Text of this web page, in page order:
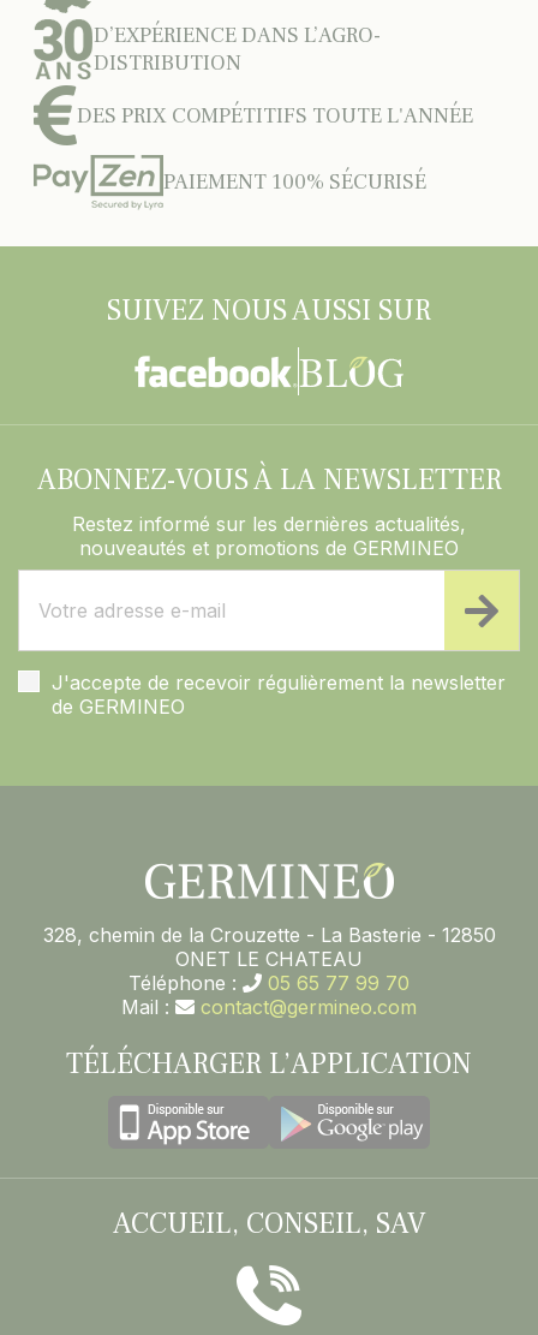
D’EXPÉRIENCE DANS L’AGRO-
DISTRIBUTION
DES PRIX COMPÉTITIFS TOUTE L'ANNÉE
PAIEMENT 100% SÉCURISÉ
SUIVEZ NOUS AUSSI SUR
ABONNEZ-VOUS À LA NEWSLETTER
Restez informé sur les dernières actualités,
nouveautés et promotions de GERMINEO
J'accepte de recevoir régulièrement la newsletter
de GERMINEO
328, chemin de la Crouzette - La Basterie - 12850
ONET LE CHATEAU
Téléphone :
05 65 77 99 70
Mail :
contact@germineo.com
TÉLÉCHARGER L’APPLICATION
ACCUEIL, CONSEIL, SAV